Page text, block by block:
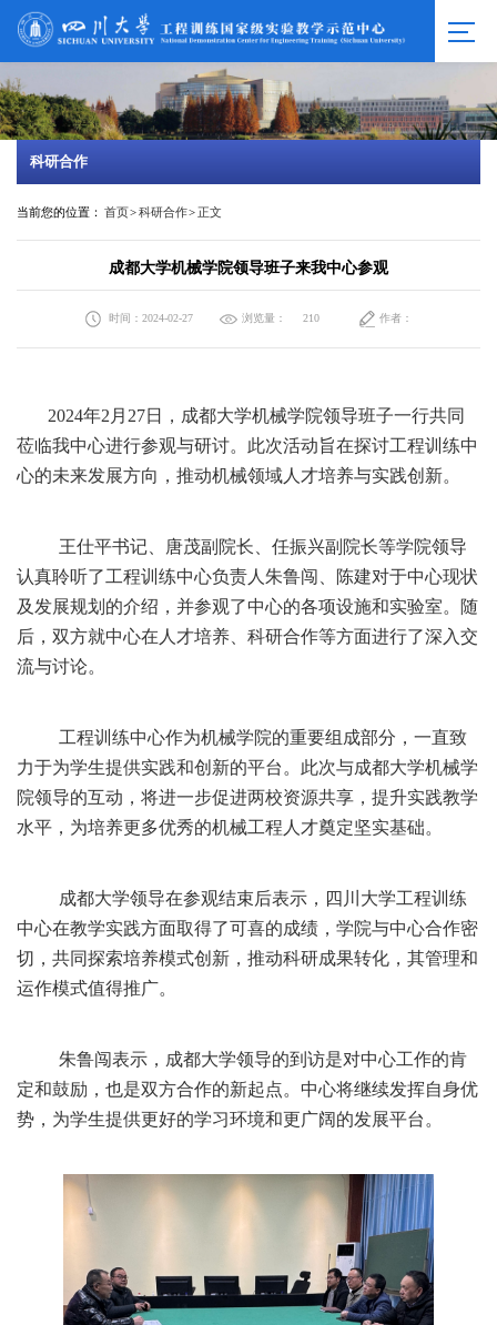
科研合作
当前您的位置： 首页>科研合作>正文
成都大学机械学院领导班子来我中心参观
时间：2024-02-27 浏览量： 210 作者：
2024年2月27日，成都大学机械学院领导班子一行共同
莅临我中心进行参观与研讨。此次活动旨在探讨工程训练中
心的未来发展方向，推动机械领域人才培养与实践创新。
王仕平书记、唐茂副院长、任振兴副院长等学院领导
认真聆听了工程训练中心负责人朱鲁闯、陈建对于中心现状
及发展规划的介绍，并参观了中心的各项设施和实验室。随
后，双方就中心在人才培养、科研合作等方面进行了深入交
流与讨论。
工程训练中心作为机械学院的重要组成部分，一直致
力于为学生提供实践和创新的平台。此次与成都大学机械学
院领导的互动，将进一步促进两校资源共享，提升实践教学
水平，为培养更多优秀的机械工程人才奠定坚实基础。
成都大学领导在参观结束后表示，四川大学工程训练
中心在教学实践方面取得了可喜的成绩，学院与中心合作密
切，共同探索培养模式创新，推动科研成果转化，其管理和
运作模式值得推广。
朱鲁闯表示，成都大学领导的到访是对中心工作的肯
定和鼓励，也是双方合作的新起点。中心将继续发挥自身优
势，为学生提供更好的学习环境和更广阔的发展平台。